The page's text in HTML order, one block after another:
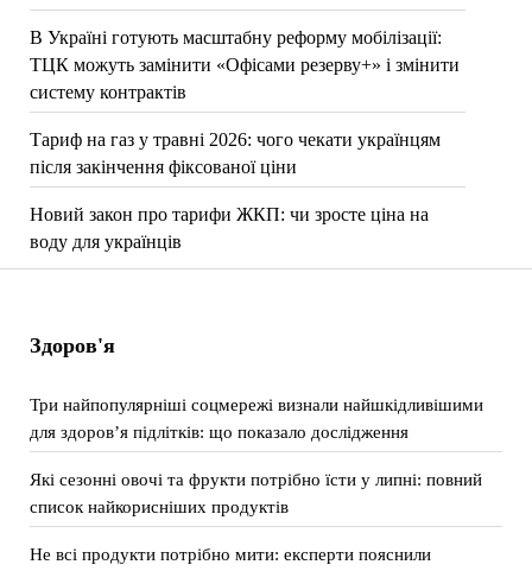
В Україні готують масштабну реформу мобілізації:
ТЦК можуть замінити «Офісами резерву+» і змінити
систему контрактів
Тариф на газ у травні 2026: чого чекати українцям
після закінчення фіксованої ціни
Новий закон про тарифи ЖКП: чи зросте ціна на
воду для українців
Здоров'я
Три найпопулярніші соцмережі визнали найшкідливішими
для здоров’я підлітків: що показало дослідження
Які сезонні овочі та фрукти потрібно їсти у липні: повний
список найкорисніших продуктів
Не всі продукти потрібно мити: експерти пояснили